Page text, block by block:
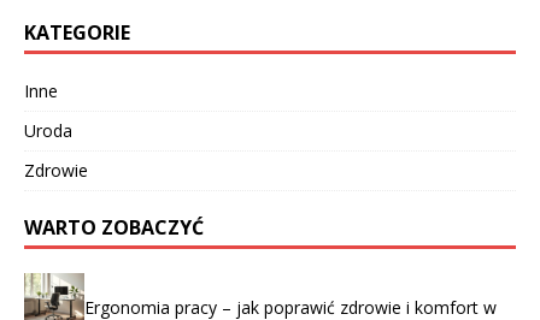
KATEGORIE
Inne
Uroda
Zdrowie
WARTO ZOBACZYĆ
Ergonomia pracy – jak poprawić zdrowie i komfort w